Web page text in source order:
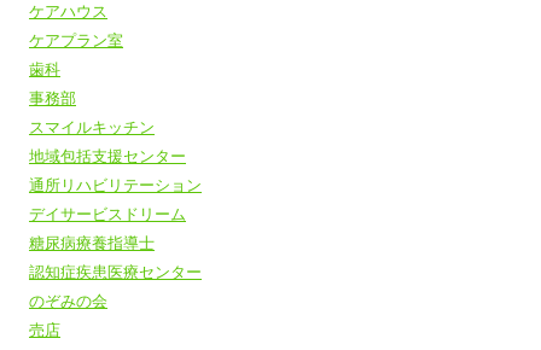
ケアハウス
ケアプラン室
歯科
事務部
スマイルキッチン
地域包括支援センター
通所リハビリテーション
デイサービスドリーム
糖尿病療養指導士
認知症疾患医療センター
のぞみの会
売店